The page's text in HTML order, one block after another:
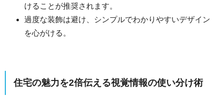
けることが推奨されます。
過度な装飾は避け、シンプルでわかりやすいデザイン
を心がける。
住宅の魅力を2倍伝える視覚情報の使い分け術